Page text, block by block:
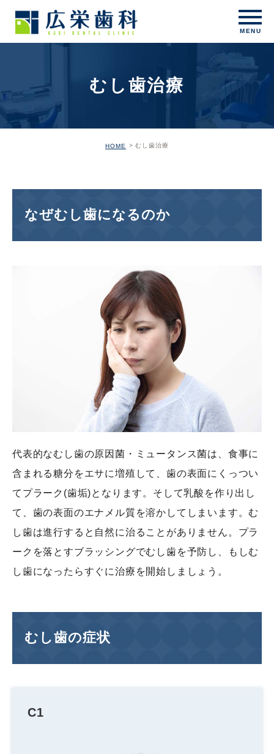
むし歯治療
HOME むし歯治療
なぜむし歯になるのか
代表的なむし歯の原因菌・ミュータンス菌は、食事に
含まれる糖分をエサに増殖して、歯の表面にくっつい
てプラーク(歯垢)となります。そして乳酸を作り出し
て、歯の表面のエナメル質を溶かしてしまいます。む
し歯は進行すると自然に治ることがありません。プラ
ークを落とすブラッシングでむし歯を予防し、もしむ
し歯になったらすぐに治療を開始しましょう。
むし歯の症状
C1